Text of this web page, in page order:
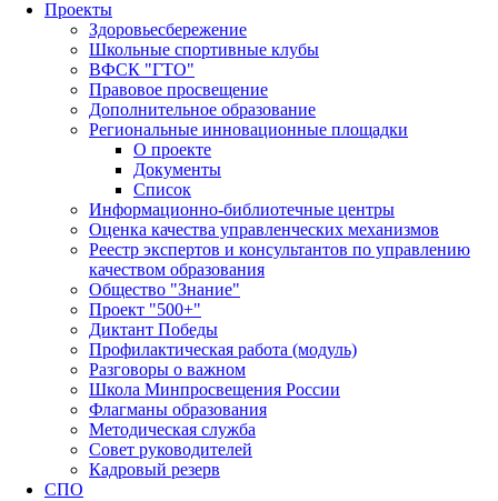
Проекты
Здоровьесбережение
Школьные спортивные клубы
ВФСК "ГТО"
Правовое просвещение
Дополнительное образование
Региональные инновационные площадки
О проекте
Документы
Список
Информационно-библиотечные центры
Оценка качества управленческих механизмов
Реестр экспертов и консультантов по управлению
качеством образования
Общество "Знание"
Проект "500+"
Диктант Победы
Профилактическая работа (модуль)
Разговоры о важном
Школа Минпросвещения России
Флагманы образования
Методическая служба
Совет руководителей
Кадровый резерв
СПО